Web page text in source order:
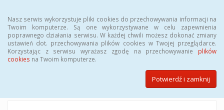
Nasz serwis wykorzystuje pliki cookies do przechowywania informacji na
Twoim komputerze. Są one wykorzystywane w celu zapewnienia
poprawnego działania serwisu. W każdej chwili możesz dokonać zmiany
ustawień dot. przechowywania plików cookies w Twojej przeglądarce.
Korzystając z serwisu wyrażasz zgodę na przechowywanie plików
cookies na Twoim komputerze.
Potwierdź i zamknij
BIULETYN INFORMACJI PUBLICZNEJ
Urzędu Miasta Opola